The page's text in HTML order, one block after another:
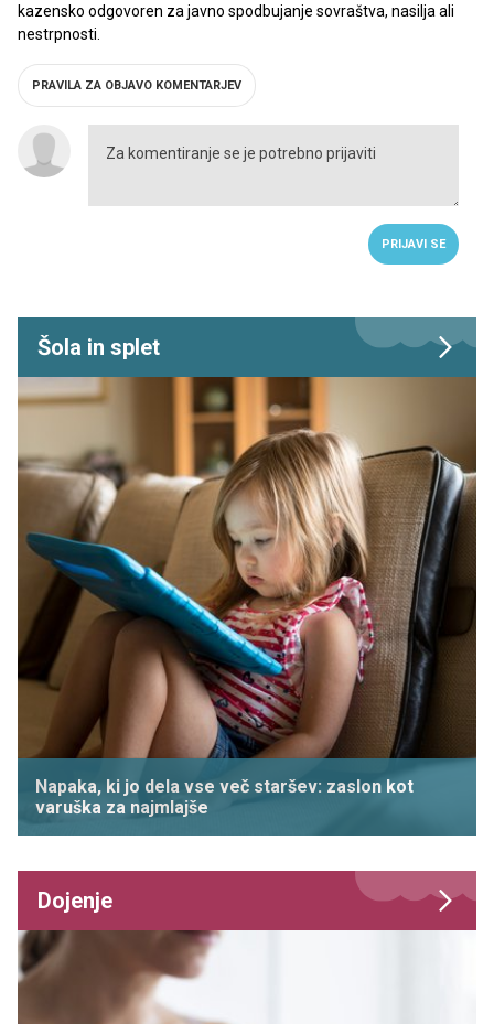
kazensko odgovoren za javno spodbujanje sovraštva, nasilja ali
nestrpnosti.
PRAVILA ZA OBJAVO KOMENTARJEV
PRIJAVI SE
Šola in splet
Napaka, ki jo dela vse več staršev: zaslon kot
varuška za najmlajše
Dojenje